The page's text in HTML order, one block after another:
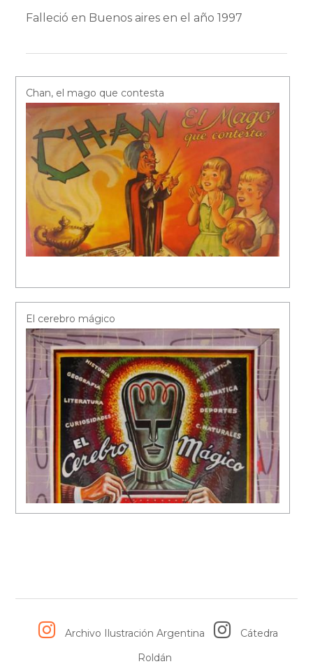
Falleció en Buenos aires en el año 1997
Chan, el mago que contesta
El cerebro mágico
Archivo Ilustración Argentina
Cátedra
Roldán